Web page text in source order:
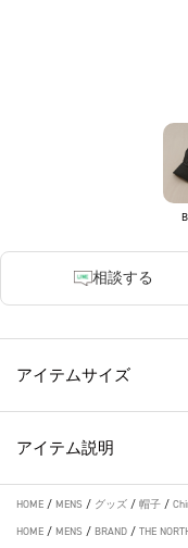
相談する
アイテムサイズ
アイテム説明
HOME / MENS / グッズ / 帽子 /
HOME / MENS / BRAND / THE